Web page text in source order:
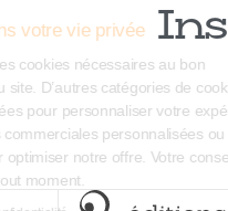
Nous respectons
Notre site utilise des
fonctionnement du site.
peuvent être utilisées pour
diffuser des offres
des analyses pour
peut être retiré à tout